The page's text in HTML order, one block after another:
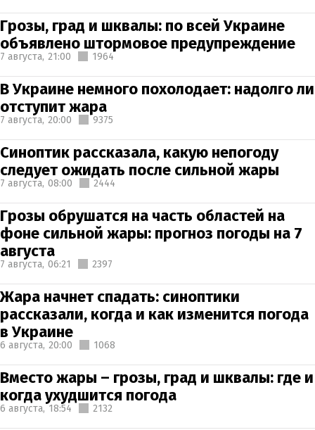
Грозы, град и шквалы: по всей Украине
объявлено штормовое предупреждение
7 августа, 21:00 1964
В Украине немного похолодает: надолго ли
отступит жара
7 августа, 20:00 9375
Синоптик рассказала, какую непогоду
следует ожидать после сильной жары
7 августа, 08:00 2444
Грозы обрушатся на часть областей на
фоне сильной жары: прогноз погоды на 7
августа
7 августа, 06:21 2397
Жара начнет спадать: синоптики
рассказали, когда и как изменится погода
в Украине
6 августа, 20:00 1068
Вместо жары – грозы, град и шквалы: где и
когда ухудшится погода
6 августа, 18:54 2132